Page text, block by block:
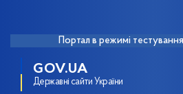
Портал в режимі
GOV.UA
Державні сайти України